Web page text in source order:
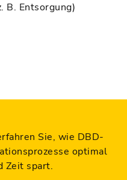
B. Entsorgung)
Sie, wie DBD-
optimal
Zeit spart.